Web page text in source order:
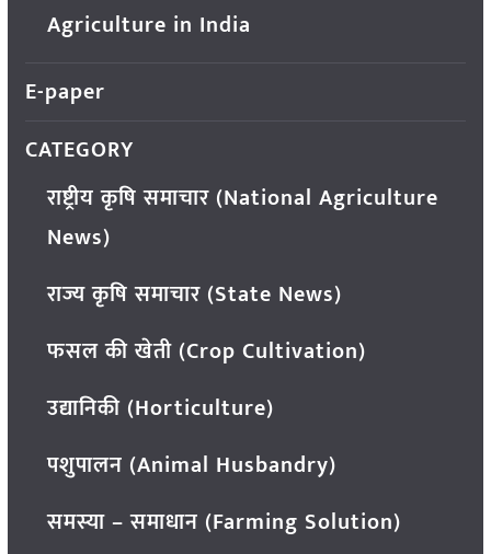
Agriculture in India
E-paper
CATEGORY
राष्ट्रीय कृषि समाचार (National Agriculture
News)
राज्य कृषि समाचार (State News)
फसल की खेती (Crop Cultivation)
उद्यानिकी (Horticulture)
पशुपालन (Animal Husbandry)
समस्या – समाधान (Farming Solution)